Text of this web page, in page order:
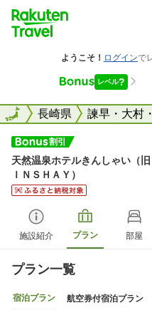
全国長崎県 諫早・大村
全国
天然温泉ホテルきんしゃい（
ＩＮＳＨＡＹ）
施設紹介 プラン 部屋
プラン一覧
宿泊プラン 航空券付宿泊プラン